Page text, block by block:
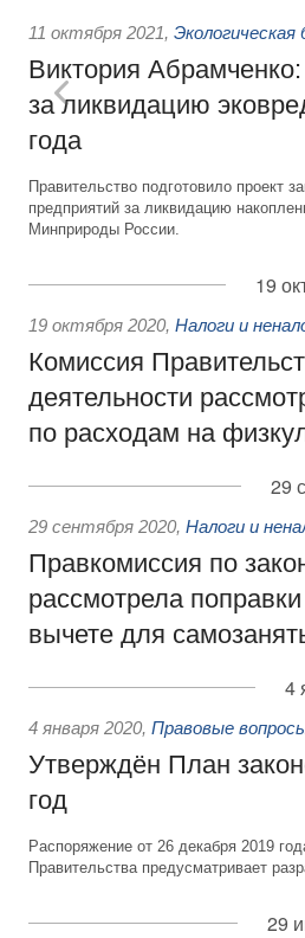
11 октября 2021,
Виктория
за ликвидацию
года
Правительство подготовило проект
предприятий за ликвидацию
Минприроды России.
19
19 октября 2020, Налоги и
Комиссия
деятельности
по расходам на
29
29 сентября 2020, Налоги и
Правкомиссия по
рассмотрела
вычете для
4
4 января 2020, Правовые
Утверждён План
год
Распоряжение от 26 декабря 2019
Правительства предусматривает
29